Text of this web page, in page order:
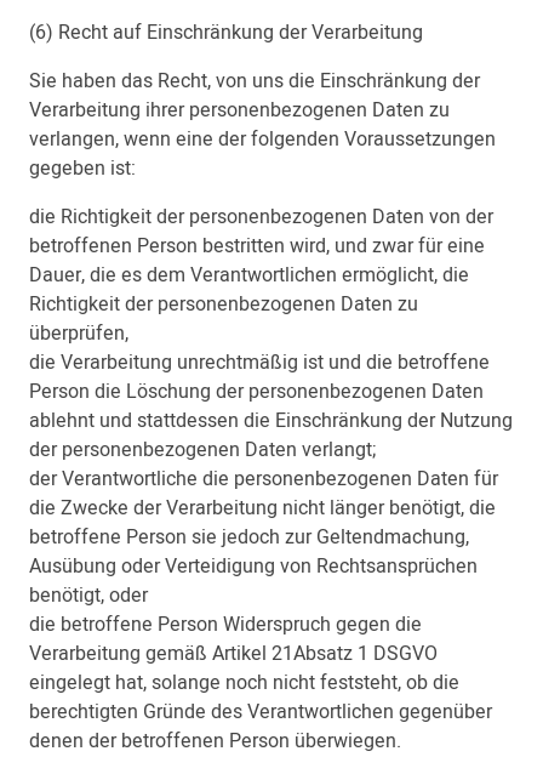
(6) Recht auf Einschränkung der Verarbeitung
Sie haben das Recht, von uns die Einschränkung der
Verarbeitung ihrer personenbezogenen Daten zu
verlangen, wenn eine der folgenden Voraussetzungen
gegeben ist:
die Richtigkeit der personenbezogenen Daten von der
betroffenen Person bestritten wird, und zwar für eine
Dauer, die es dem Verantwortlichen ermöglicht, die
Richtigkeit der personenbezogenen Daten zu
überprüfen,
die Verarbeitung unrechtmäßig ist und die betroffene
Person die Löschung der personenbezogenen Daten
ablehnt und stattdessen die Einschränkung der Nutzung
der personenbezogenen Daten verlangt;
der Verantwortliche die personenbezogenen Daten für
die Zwecke der Verarbeitung nicht länger benötigt, die
betroffene Person sie jedoch zur Geltendmachung,
Ausübung oder Verteidigung von Rechtsansprüchen
benötigt, oder
die betroffene Person Widerspruch gegen die
Verarbeitung gemäß Artikel 21Absatz 1 DSGVO
eingelegt hat, solange noch nicht feststeht, ob die
berechtigten Gründe des Verantwortlichen gegenüber
denen der betroffenen Person überwiegen.